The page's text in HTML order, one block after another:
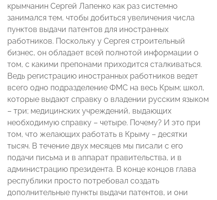
крымчанин Сергей Лапенко как раз системно
занимался тем, чтобы добиться увеличения числа
пунктов выдачи патентов для иностранных
работников. Поскольку у Сергея строительный
бизнес, он обладает всей полнотой информации о
том, с какими препонами приходится сталкиваться.
Ведь регистрацию иностранных работников ведет
всего одно подразделение ФМС на весь Крым; школ,
которые выдают справку о владении русским языком
– три; медицинских учреждений, выдающих
необходимую справку – четыре. Почему? И это при
том, что желающих работать в Крыму – десятки
тысяч. В течение двух месяцев мы писали с его
подачи письма и в аппарат правительства, и в
администрацию президента. В конце концов глава
республики просто потребовал создать
дополнительные пункты выдачи патентов, и они